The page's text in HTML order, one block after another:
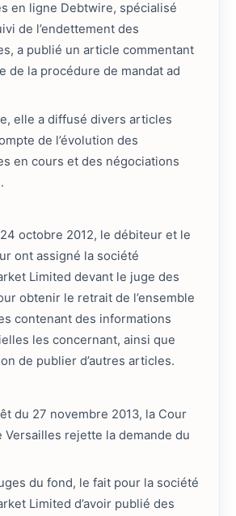
en ligne Debtwire, spécialisé
de l’endettement des
a publié un article commentant
de la procédure de mandat ad
elle a diffusé divers articles
de l’évolution des
en cours et des négociations
octobre 2012, le débiteur et le
ont assigné la société
Limited devant le juge des
obtenir le retrait de l’ensemble
contenant des informations
les concernant, ainsi que
de publier d’autres articles.
du 27 novembre 2013, la Cour
Versailles rejette la demande du
du fond, le fait pour la société
Limited d’avoir publié des